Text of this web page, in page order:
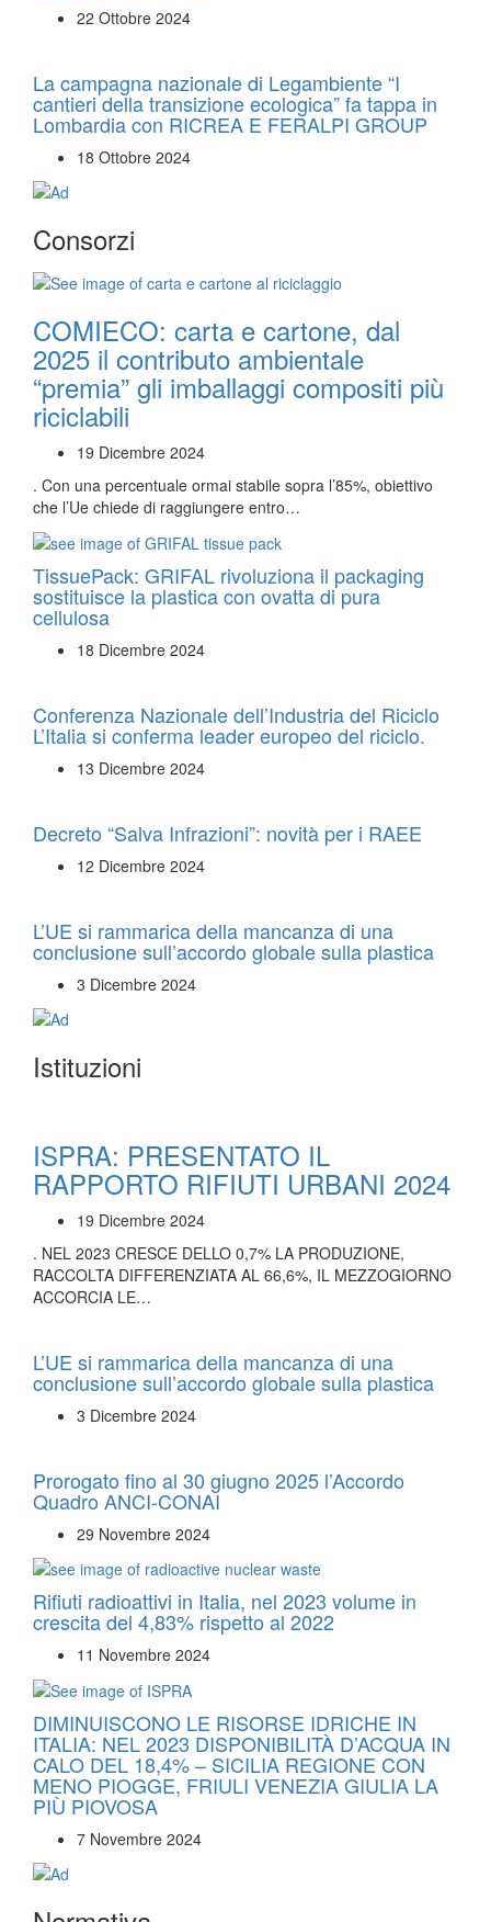
22 Ottobre 2024
La campagna nazionale di Legambiente “I
cantieri della transizione ecologica” fa tappa in
Lombardia con RICREA E FERALPI GROUP
18 Ottobre 2024
Consorzi
COMIECO: carta e cartone, dal
2025 il contributo ambientale
“premia” gli imballaggi compositi più
riciclabili
19 Dicembre 2024
. Con una percentuale ormai stabile sopra l’85%, obiettivo
che l’Ue chiede di raggiungere entro…
TissuePack: GRIFAL rivoluziona il packaging
sostituisce la plastica con ovatta di pura
cellulosa
18 Dicembre 2024
Conferenza Nazionale dell’Industria del Riciclo
L’Italia si conferma leader europeo del riciclo.
13 Dicembre 2024
Decreto “Salva Infrazioni”: novità per i RAEE
12 Dicembre 2024
L’UE si rammarica della mancanza di una
conclusione sull’accordo globale sulla plastica
3 Dicembre 2024
Istituzioni
ISPRA: PRESENTATO IL
RAPPORTO RIFIUTI URBANI 2024
19 Dicembre 2024
. NEL 2023 CRESCE DELLO 0,7% LA PRODUZIONE,
RACCOLTA DIFFERENZIATA AL 66,6%, IL MEZZOGIORNO
ACCORCIA LE…
L’UE si rammarica della mancanza di una
conclusione sull’accordo globale sulla plastica
3 Dicembre 2024
Prorogato fino al 30 giugno 2025 l’Accordo
Quadro ANCI-CONAI
29 Novembre 2024
Rifiuti radioattivi in Italia, nel 2023 volume in
crescita del 4,83% rispetto al 2022
11 Novembre 2024
DIMINUISCONO LE RISORSE IDRICHE IN
ITALIA: NEL 2023 DISPONIBILITÀ D’ACQUA IN
CALO DEL 18,4% – SICILIA REGIONE CON
MENO PIOGGE, FRIULI VENEZIA GIULIA LA
PIÙ PIOVOSA
7 Novembre 2024